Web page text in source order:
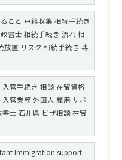
こと 戸籍収集 相続手続き
書士 相続手続き 流れ 相
放置 リスク 相続手続き 専
管手続き 相談 在留資格
管業務 外国人 雇用 サポ
士 石川県 ビザ相談 在留
Immigration support